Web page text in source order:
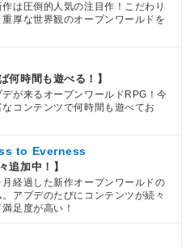
は圧倒的人気の注目作！こだわり
厚な世界観のオープンワールドを
何時間も遊べる！】
デが来るオープンワールドRPG！今
コンテンツで何時間も遊べてお
to Everness
追加中！】
月経過した新作オープンワールドの
アプデのたびにコンテンツが続々
足度が高い！